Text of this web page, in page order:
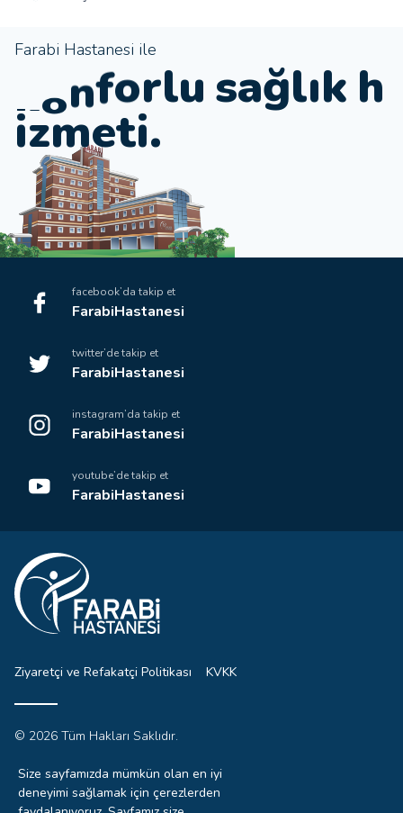
Farabi Hastanesi ile
forlu sağlık h
izmeti.
facebook’da takip et
FarabiHastanesi
twitter’de takip et
FarabiHastanesi
instagram’da takip et
FarabiHastanesi
youtube’de takip et
FarabiHastanesi
Ziyaretçi ve Refakatçi Politikası KVKK
© 2026 Tüm Hakları Saklıdır.
İzinsiz, kaynak gösterilmeden kullanılamaz.
Size sayfamızda mümkün olan en iyi
deneyimi sağlamak için çerezlerden